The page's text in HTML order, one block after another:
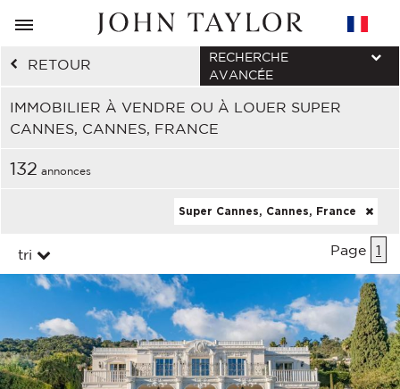
RETOUR
IMMOBILIER À VENDRE OU À LOUER SUPER
CANNES, CANNES, FRANCE
RECHERCHE
AVANCÉE
132 annonces
Super Cannes, Cannes, France
tri Page 1